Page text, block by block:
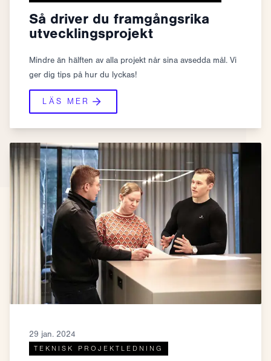
Så driver du framgångsrika
utvecklingsprojekt
Mindre än hälften av alla projekt når sina avsedda mål. Vi
ger dig tips på hur du lyckas!
LÄS MER
29 jan. 2024
TEKNISK PROJEKTLEDNING